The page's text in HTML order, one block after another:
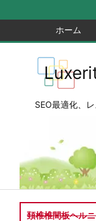
ホーム
SEO最適化、
頚椎椎間板ヘル